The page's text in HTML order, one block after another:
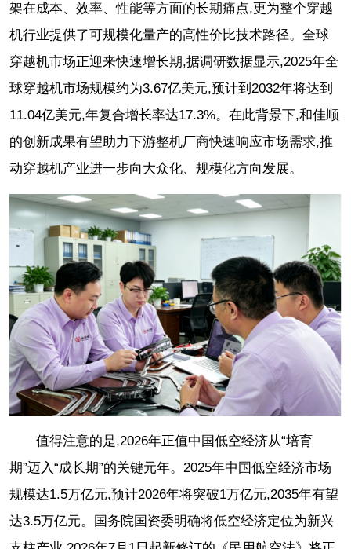
架在成本、效率、性能等方面的长期痛点,更为整个穿越
机行业提供了可规模化量产的高性价比技术路径。全球
穿越机市场正迎来快速增长期,据调研数据显示,2025年全
球穿越机市场规模约为3.67亿美元,预计到2032年将达到
11.04亿美元,年复合增长率达17.3%。在此背景下,和佳顺
的创新成果有望助力下游整机厂商快速响应市场需求,推
动穿越机产业进一步向大众化、规模化方向发展。
值得注意的是,2026年正值中国低空经济从“培育
期”迈入“成长期”的关键元年。2025年中国低空经济市场
规模达1.5万亿元,预计2026年将突破1万亿元,2035年有望
达3.5万亿元。国务院国资委明确将低空经济定位为新兴